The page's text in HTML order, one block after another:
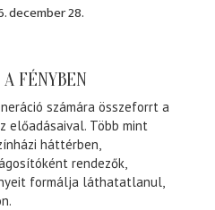
december 28.
FÉNYBEN
számára összeforrt a
előadásaival. Több mint
háttérben,
rendezők,
formálja láthatatlanul,